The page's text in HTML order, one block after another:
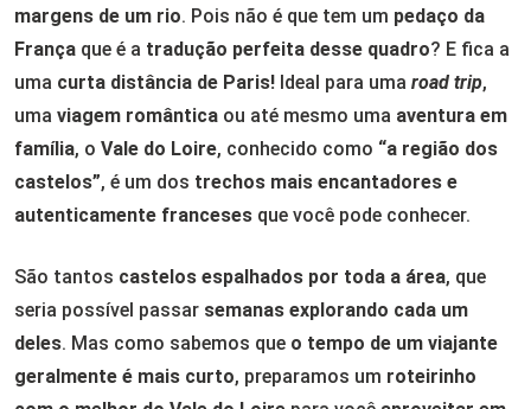
margens de um rio. Pois não é que tem um pedaço da
França que é a tradução perfeita desse quadro? E fica a
uma curta distância de Paris! Ideal para uma road trip,
uma viagem romântica ou até mesmo uma aventura em
família, o Vale do Loire, conhecido como “a região dos
castelos”, é um dos trechos mais encantadores e
autenticamente franceses que você pode conhecer.
São tantos castelos espalhados por toda a área, que
seria possível passar semanas explorando cada um
deles. Mas como sabemos que o tempo de um viajante
geralmente é mais curto, preparamos um roteirinho